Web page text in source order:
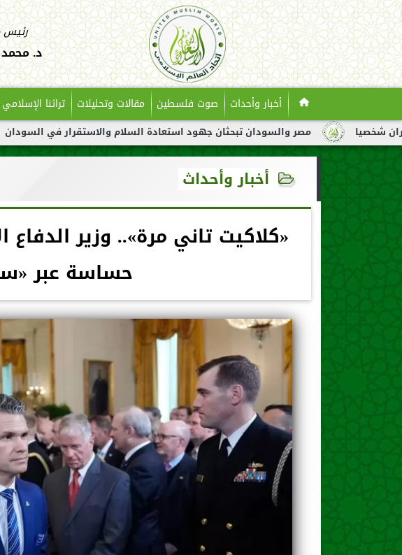
رئيس
د.
أخبار وأحداث صوت فلسطين مقالات وتحليلات تراثنا الإسلامي
”ملاك مصر والسودان تبحثان جهود استعادة السلام والاستقرار في السودان
أخبار وأحداث
«كلاكيت تاني مرة».. وزير
حساسة عبر